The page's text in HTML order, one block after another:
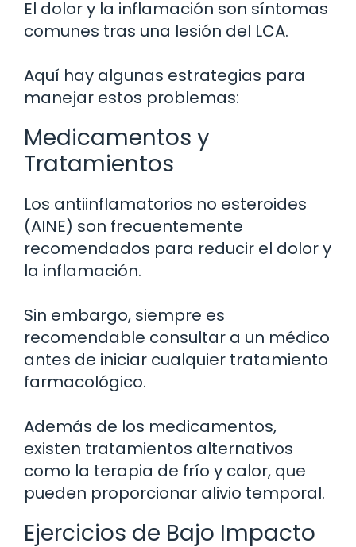
El dolor y la inflamación son síntomas
comunes tras una lesión del LCA.
Aquí hay algunas estrategias para
manejar estos problemas:
Medicamentos y
Tratamientos
Los antiinflamatorios no esteroides
(AINE) son frecuentemente
recomendados para reducir el dolor y
la inflamación.
Sin embargo, siempre es
recomendable consultar a un médico
antes de iniciar cualquier tratamiento
farmacológico.
Además de los medicamentos,
existen tratamientos alternativos
como la terapia de frío y calor, que
pueden proporcionar alivio temporal.
Ejercicios de Bajo Impacto